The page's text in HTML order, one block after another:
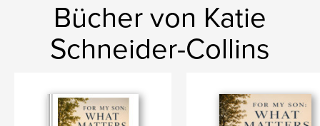
Bücher von Katie
Schneider-Collins